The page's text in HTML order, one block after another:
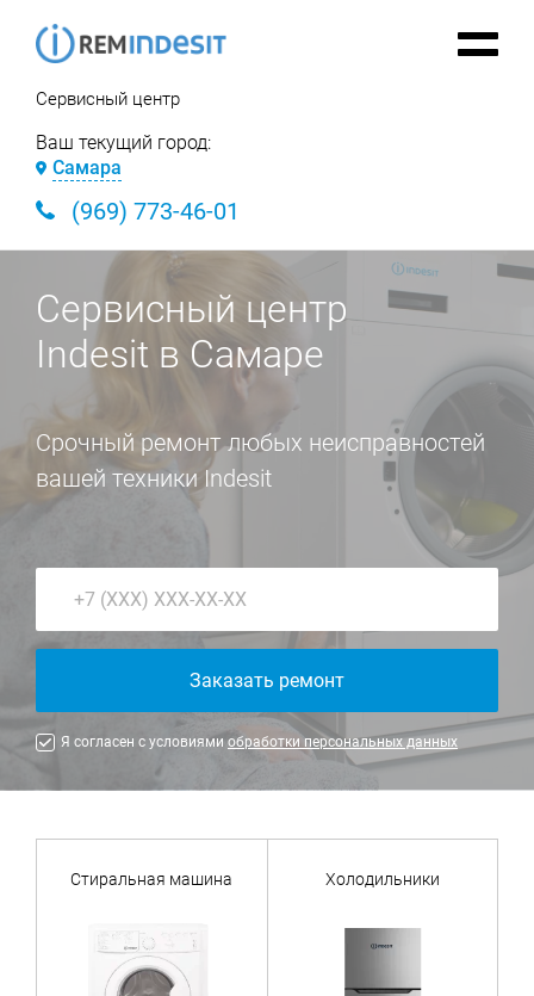
Сервисный центр
Ваш текущий город:
Самара
(969) 773-46-01
Сервисный центр
Indesit в Самаре
Срочный ремонт любых неисправностей
вашей техники Indesit
Заказать ремонт
Я согласен с условиямиобработки персональных данных
Стиральная машина Холодильники